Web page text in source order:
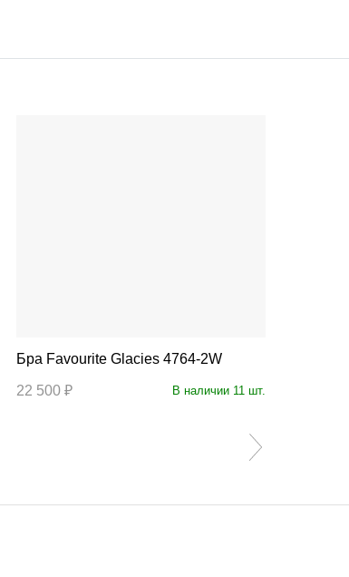
Бра Favourite Glacies 4764-2W
22 500 ₽ В наличии 11 шт.